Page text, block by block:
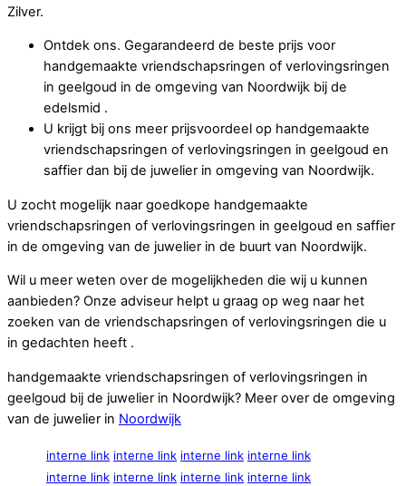
Zilver.
Ontdek ons. Gegarandeerd de beste prijs voor
handgemaakte vriendschapsringen of verlovingsringen
in geelgoud in de omgeving van Noordwijk bij de
edelsmid .
U krijgt bij ons meer prijsvoordeel op handgemaakte
vriendschapsringen of verlovingsringen in geelgoud en
saffier dan bij de juwelier in omgeving van Noordwijk.
U zocht mogelijk naar goedkope handgemaakte
vriendschapsringen of verlovingsringen in geelgoud en saffier
in de omgeving van de juwelier in de buurt van Noordwijk.
Wil u meer weten over de mogelijkheden die wij u kunnen
aanbieden? Onze adviseur helpt u graag op weg naar het
zoeken van de vriendschapsringen of verlovingsringen die u
in gedachten heeft .
handgemaakte vriendschapsringen of verlovingsringen in
geelgoud bij de juwelier in Noordwijk? Meer over de omgeving
van de juwelier in Noordwijk
interne link interne link interne link interne link
interne link interne link interne link interne link